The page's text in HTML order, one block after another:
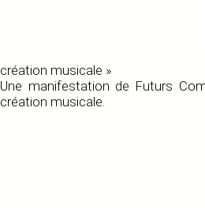
création musicale »
Une manifestation de Futurs
création musicale.